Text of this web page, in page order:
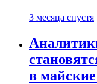
3 месяца спустя
в